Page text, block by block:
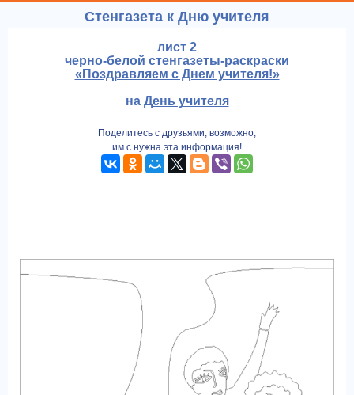
Стенгазета к Дню учителя
лист 2
черно-белой стенгазеты-раскраски
«Поздравляем с Днем учителя!»
на День учителя
Поделитесь с друзьями, возможно,
им с нужна эта информация!